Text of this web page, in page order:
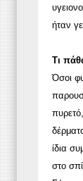
ήταν
Τι
Όσοι
ίδια
στο